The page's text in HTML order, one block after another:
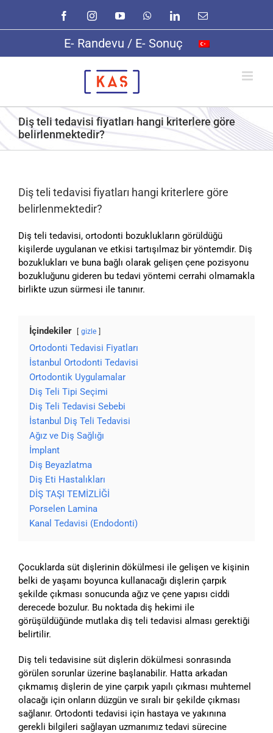
content
FacebookInstagramYouTubeWhatsAppLinkedInE-
E- Randevu / E- Sonuç
Diş teli tedavisi fiyatları hangi kriterlere göre
belirlenmektedir?
Diş teli tedavisi fiyatları hangi kriterlere göre
belirlenmektedir?
Diş teli tedavisi, ortodonti bozuklukların görüldüğü
kişilerde uygulanan ve etkisi tartışılmaz bir yöntemdir. Diş
bozuklukları ve buna bağlı olarak gelişen çene pozisyonu
bozukluğunu gideren bu tedavi yöntemi cerrahi olmamakla
birlikte uzun sürmesi ile tanınır.
İçindekiler gizle
Ortodonti Tedavisi Fiyatları
İstanbul Ortodonti Tedavisi
Ortodontik Uygulamalar
Diş Teli Tipi Seçimi
Diş Teli Tedavisi Sebebi
İstanbul Diş Teli Tedavisi
Ağız ve Diş Sağlığı
İmplant
Diş Beyazlatma
Diş Eti Hastalıkları
DİŞ TAŞI TEMİZLİĞİ
Porselen Lamina
Kanal Tedavisi (Endodonti)
Çocuklarda süt dişlerinin dökülmesi ile gelişen ve kişinin
belki de yaşamı boyunca kullanacağı dişlerin çarpık
şekilde çıkması sonucunda ağız ve çene yapısı ciddi
derecede bozulur. Bu noktada diş hekimi ile
görüşüldüğünde mutlaka diş teli tedavisi alması gerektiği
belirtilir.
Diş teli tedavisine süt dişlerin dökülmesi sonrasında
görülen sorunlar üzerine başlanabilir. Hatta arkadan
çıkmamış dişlerin de yine çarpık yapılı çıkması muhtemel
olacağı için onların düzgün ve sıralı bir şekilde çıkması
sağlanır. Ortodonti tedavisi için hastaya ve yakınına
gerekli bilgileri sağlayan uzmanımız tedavi sürecine